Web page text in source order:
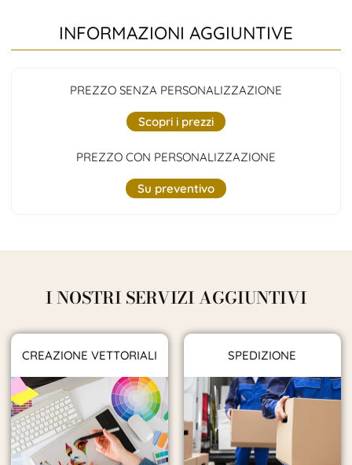
INFORMAZIONI AGGIUNTIVE
PREZZO SENZA PERSONALIZZAZIONE
Scopri i prezzi
PREZZO CON PERSONALIZZAZIONE
Su preventivo
I NOSTRI SERVIZI AGGIUNTIVI
CREAZIONE VETTORIALI SPEDIZIONE